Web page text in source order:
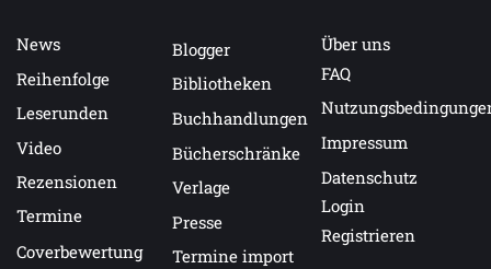
News
Reihenfolge
Leserunden
Video
Rezensionen
Termine
Coverbewertung
Blogger
Bibliotheken
Buchhandlungen
Bücherschränke
Verlage
Presse
Termine import
Über uns
FAQ
Impressum
Datenschutz
Login
Registrieren